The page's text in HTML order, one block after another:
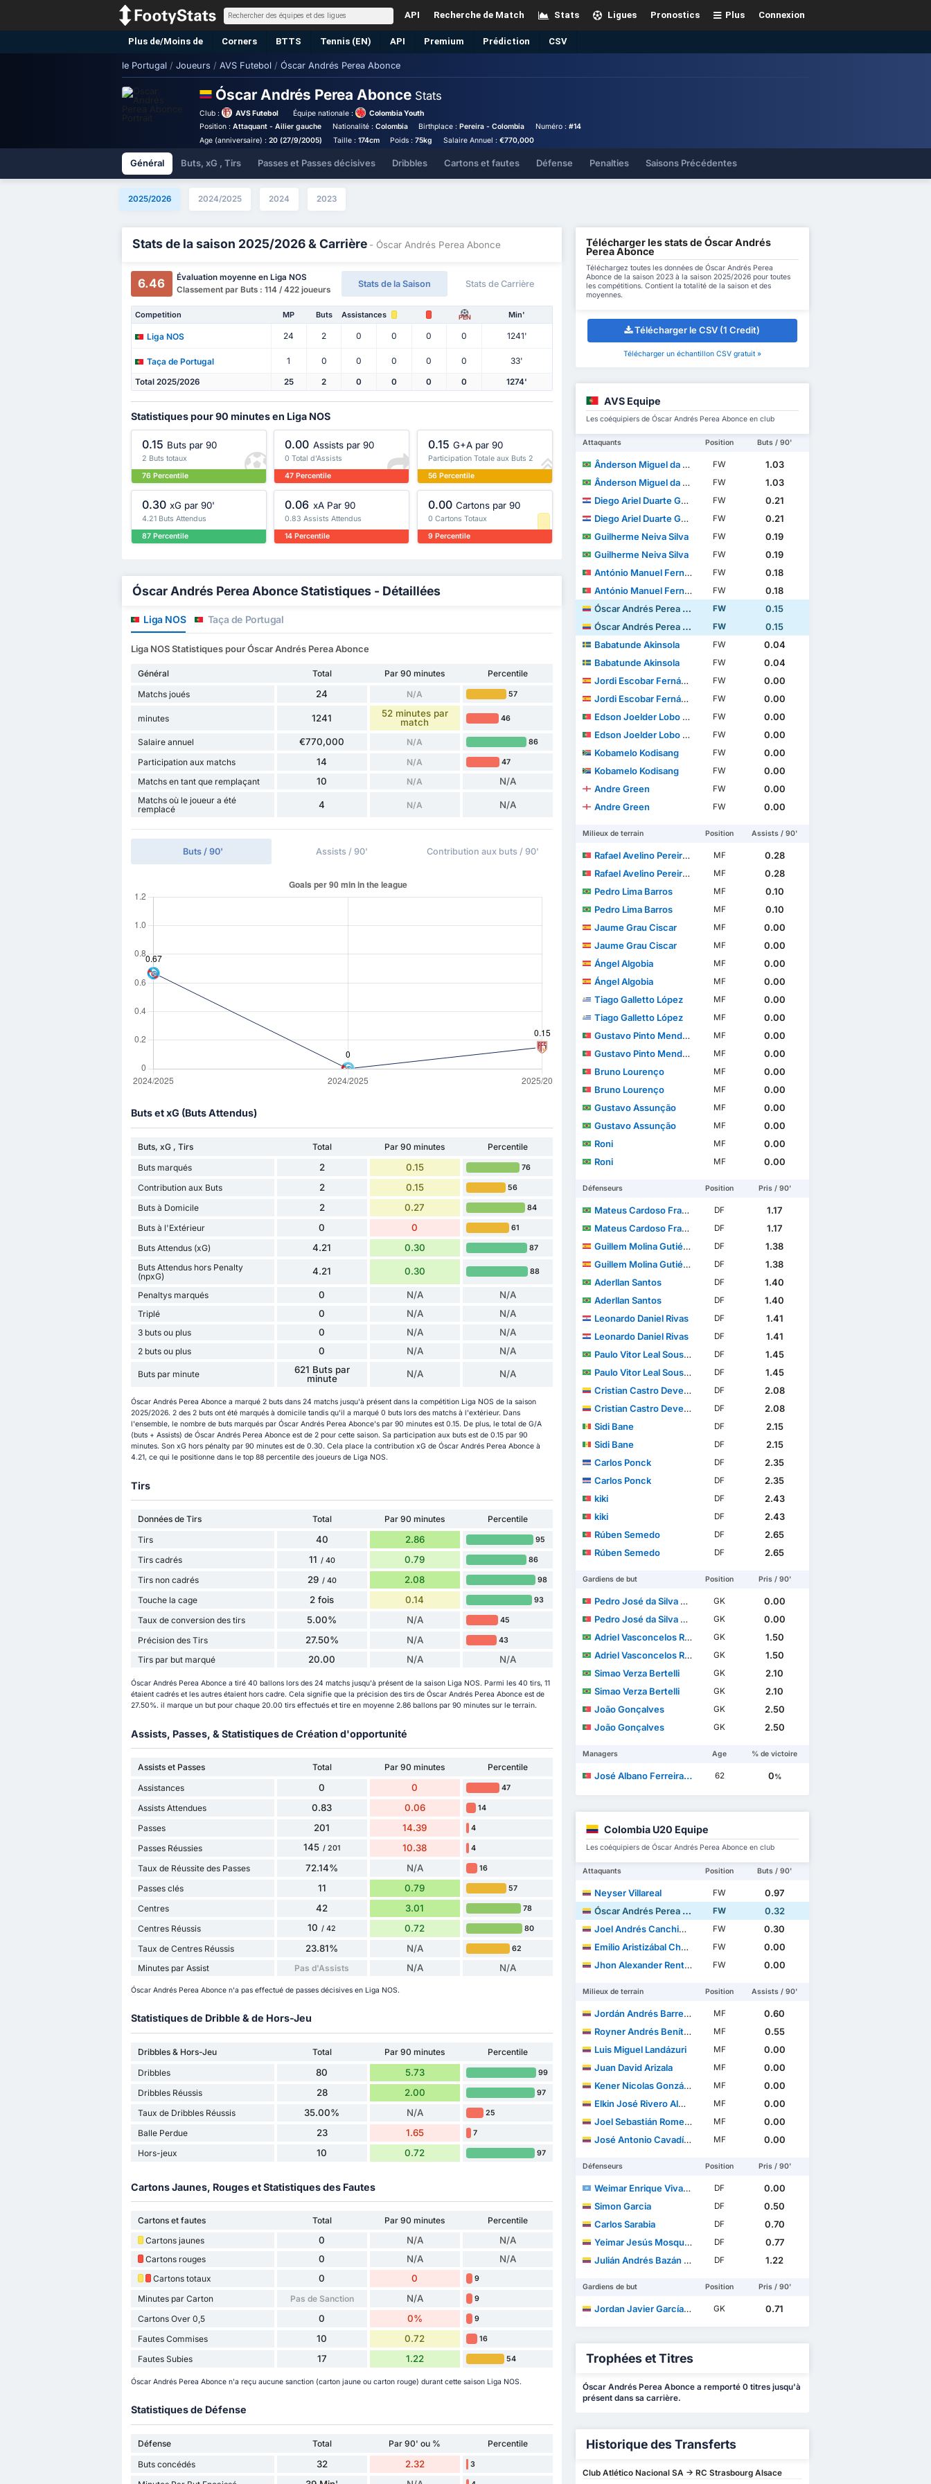
Connexion
Plus
Pronostics
Ligues
Stats
Recherche de Match
API
Plus de/Moins de Corners BTTS Tennis (EN) API Premium Prédiction CSV
le Portugal / Joueurs / AVS Futebol / Óscar Andrés Perea Abonce
Óscar Andrés Perea Abonce Stats
Club : AVS Futebol Équipe nationale :
Colombia Youth
Position :Attaquant - Ailier gauche Nationalité : Colombia Birthplace :Pereira - Colombia Numéro : #14
Age (anniversaire) :20 (27/9/2005) Taille : 174cm Poids :75kg Salaire Annuel : €770,000
Général Buts, xG , Tirs Passes et Passes décisives Dribbles Cartons et fautes Défense Penalties Saisons Précédentes
2025/2026 2024/2025 2024 2023
Stats de la saison 2025/2026 & Carrière - Óscar Andrés Perea Abonce
6.46
Évaluation moyenne en Liga NOS
Classement par Buts : 114 / 422 joueurs
Stats de la Saison Stats de Carrière
Competition MP Buts Assistances PEN Min'
Liga NOS 24 2 0 0 0 0 1241'
Taça de Portugal 1 0 0 0 0 0 33'
Total 2025/2026 25 2 0 0 0 0 1274'
Statistiques pour 90 minutes en Liga NOS
0.15 Buts par 90
2 Buts totaux
76 Percentile
0.00 Assists par 90
0 Total d'Assists
47 Percentile
0.15 G+A par 90
Participation Totale aux Buts 2
56 Percentile
0.30 xG par 90'
4.21 Buts Attendus
87 Percentile
0.06 xA Par 90
0.83 Assists Attendus
14 Percentile
0.00 Cartons par 90
0 Cartons Totaux
9 Percentile
Óscar Andrés Perea Abonce Statistiques - Détaillées
Liga NOS Taça de Portugal
Liga NOS Statistiques pour Óscar Andrés Perea Abonce
Général Total Par 90 minutes
Percentile
Matchs joués
24 N/A 57
minutes 1241
52 minutes par
match
46
Salaire annuel €770,000 N/A 86
Participation aux matchs 14 N/A 47
Matchs en tant que remplaçant 10 N/A N/A
Matchs où le joueur a été
remplacé
4 N/A N/A
Buts / 90' Assists / 90' Contribution aux buts / 90'
Buts et xG (Buts Attendus)
Buts, xG , Tirs Total Par 90 minutes
Percentile
Buts marqués
2 0.15 76
Contribution aux Buts 2 0.15 56
Buts à Domicile 2 0.27 84
Buts à l'Extérieur 0 0 61
Buts Attendus (xG) 4.21 0.30 87
Buts Attendus hors Penalty
(npxG)
4.21 0.30 88
Penaltys marqués 0 N/A N/A
Triplé 0 N/A N/A
3 buts ou plus 0 N/A N/A
2 buts ou plus 0 N/A N/A
Buts par minute
621 Buts par
minute
N/A N/A
Óscar Andrés Perea Abonce a marqué 2 buts dans 24 matchs jusqu'à présent dans la compétition Liga NOS de la saison
2025/2026. 2 des 2 buts ont été marqués à domicile tandis qu'il a marqué 0 buts lors des matchs à l'extérieur. Dans
l'ensemble, le nombre de buts marqués par Óscar Andrés Perea Abonce's par 90 minutes est 0.15. De plus, le total de G/A
(buts + Assists) de Óscar Andrés Perea Abonce est de 2 pour cette saison. Sa participation aux buts est de 0.15 par 90
minutes. Son xG hors pénalty par 90 minutes est de 0.30. Cela place la contribution xG de Óscar Andrés Perea Abonce à
4.21, ce qui le positionne dans le top 88 percentile des joueurs de Liga NOS.
Tirs
Données de Tirs Total Par 90 minutes
Percentile
Tirs
40 2.86 95
Tirs cadrés 11 / 40 0.79 86
Tirs non cadrés 29 / 40 2.08 98
Touche la cage 2 fois 0.14 93
Taux de conversion des tirs 5.00% N/A 45
Précision des Tirs 27.50% N/A 43
Tirs par but marqué 20.00 N/A N/A
Óscar Andrés Perea Abonce a tiré 40 ballons lors des 24 matchs jusqu'à présent de la saison Liga NOS. Parmi les 40 tirs, 11
étaient cadrés et les autres étaient hors cadre. Cela signifie que la précision des tirs de Óscar Andrés Perea Abonce est de
27.50%. il marque un but pour chaque 20.00 tirs effectués et tire en moyenne 2.86 ballons par 90 minutes sur le terrain.
Assists, Passes, & Statistiques de Création d'opportunité
Assists et Passes Total Par 90 minutes
Percentile
Assistances
0 0 47
Assists Attendues 0.83 0.06 14
Passes 201 14.39 4
Passes Réussies 145 / 201 10.38 4
Taux de Réussite des Passes 72.14% N/A 16
Passes clés 11 0.79 57
Centres 42 3.01 78
Centres Réussis 10 / 42 0.72 80
Taux de Centres Réussis 23.81% N/A 62
Minutes par Assist Pas d'Assists N/A N/A
Óscar Andrés Perea Abonce n'a pas effectué de passes décisives en Liga NOS.
Statistiques de Dribble & de Hors-Jeu
Dribbles & Hors-Jeu Total Par 90 minutes
Percentile
Dribbles
80 5.73 99
Dribbles Réussis 28 2.00 97
Taux de Dribbles Réussis 35.00% N/A 25
Balle Perdue 23 1.65 7
Hors-jeux 10 0.72 97
Cartons Jaunes, Rouges et Statistiques des Fautes
Cartons et fautes Total Par 90 minutes
Percentile
Cartons jaunes
0 N/A N/A
Cartons rouges 0 N/A N/A
Cartons totaux 0 0 9
Minutes par Carton Pas de Sanction N/A 9
Cartons Over 0,5 0 0% 9
Fautes Commises 10 0.72 16
Fautes Subies 17 1.22 54
Óscar Andrés Perea Abonce n'a reçu aucune sanction (carton jaune ou carton rouge) durant cette saison Liga NOS.
Statistiques de Défense
Défense Total Par 90' ou %
Percentile
Buts concédés
32 2.32 3
Télécharger les stats de Óscar Andrés
Perea Abonce
Téléchargez toutes les données de Óscar Andrés Perea
Abonce de la saison 2023 à la saison 2025/2026 pour toutes
les compétitions. Contient la totalité de la saison et des
moyennes.
Télécharger le CSV (1 Credit)
Télécharger un échantillon CSV gratuit »
AVS Equipe
Les coéquipiers de Óscar Andrés Perea Abonce en club
Attaquants Position Buts / 90'
Ânderson Miguel da Silva FW
1.03
Ânderson Miguel da Silva
FW
1.03
Diego Ariel Duarte Garcete
FW
0.21
Diego Ariel Duarte Garcete
FW
0.21
Guilherme Neiva Silva
FW
0.19
Guilherme Neiva Silva
FW
0.19
António Manuel Fernandes Mendes
FW
0.18
António Manuel Fernandes Mendes
FW
0.18
Óscar Andrés Perea Abonce
FW
0.15
Óscar Andrés Perea Abonce
FW
0.15
Babatunde Akinsola
FW
0.04
Babatunde Akinsola
FW
0.04
Jordi Escobar Fernández
FW
0.00
Jordi Escobar Fernández
FW
0.00
Edson Joelder Lobo Mucuana
FW
0.00
Edson Joelder Lobo Mucuana
FW
0.00
Kobamelo Kodisang
FW
0.00
Kobamelo Kodisang
FW
0.00
Andre Green
FW
0.00
Andre Green
FW 0.00
Milieux de terrain Position Assists / 90'
Rafael Avelino Pereira Pinto Barbosa MF
0.28
Rafael Avelino Pereira Pinto Barbosa
MF
0.28
Pedro Lima Barros
MF
0.10
Pedro Lima Barros
MF
0.10
Jaume Grau Ciscar
MF
0.00
Jaume Grau Ciscar
MF
0.00
Ángel Algobia
MF
0.00
Ángel Algobia
MF
0.00
Tiago Galletto López
MF
0.00
Tiago Galletto López
MF
0.00
Gustavo Pinto Mendonça
MF
0.00
Gustavo Pinto Mendonça
MF
0.00
Bruno Lourenço
MF
0.00
Bruno Lourenço
MF
0.00
Gustavo Assunção
MF
0.00
Gustavo Assunção
MF
0.00
Roni
MF
0.00
Roni
MF 0.00
Défenseurs Position Pris / 90'
Mateus Cardoso Francisco DF
1.17
Mateus Cardoso Francisco
DF
1.17
Guillem Molina Gutiérrez
DF
1.38
Guillem Molina Gutiérrez
DF
1.38
Aderllan Santos
DF
1.40
Aderllan Santos
DF
1.40
Leonardo Daniel Rivas
DF
1.41
Leonardo Daniel Rivas
DF
1.41
Paulo Vitor Leal Sousa Lima
DF
1.45
Paulo Vitor Leal Sousa Lima
DF
1.45
Cristian Castro Devenish
DF
2.08
Cristian Castro Devenish
DF
2.08
Sidi Bane
DF
2.15
Sidi Bane
DF
2.15
Carlos Ponck
DF
2.35
Carlos Ponck
DF
2.35
kiki
DF
2.43
kiki
DF
2.43
Rúben Semedo
DF
2.65
Rúben Semedo
DF 2.65
Gardiens de but Position Pris / 90'
Pedro José da Silva Trigueira GK
0.00
Pedro José da Silva Trigueira
GK
0.00
Adriel Vasconcelos Ramos
GK
1.50
Adriel Vasconcelos Ramos
GK
1.50
Simao Verza Bertelli
GK
2.10
Simao Verza Bertelli
GK
2.10
João Gonçalves
GK
2.50
João Gonçalves
GK 2.50
Managers Age % de victoire
José Albano Ferreira da Mota 62 0%
Colombia U20 Equipe
Les coéquipiers de Óscar Andrés Perea Abonce en club
Attaquants Position Buts / 90'
Neyser Villareal FW
0.97
Óscar Andrés Perea Abonce
FW
0.32
Joel Andrés Canchimbo Morales
FW
0.30
Emilio Aristizábal Chavarriaga
FW
0.00
Jhon Alexander Rentería Arias
FW 0.00
Milieux de terrain Position Assists / 90'
Jordán Andrés Barrera Herrera MF
0.60
Royner Andrés Benítez Hernández
MF
0.55
Luis Miguel Landázuri
MF
0.00
Juan David Arizala
MF
0.00
Kener Nicolas González Mosquera
MF
0.00
Elkin José Rivero Almario
MF
0.00
Joel Sebastián Romero Hurtado
MF
0.00
José Antonio Cavadía Pedraza
MF 0.00
Défenseurs Position Pris / 90'
Weimar Enrique Vivas Palacios DF
0.00
Simon Garcia
DF
0.50
Carlos Sarabia
DF
0.70
Yeimar Jesús Mosquera Mosquera
DF
0.77
Julián Andrés Bazán Medina
DF 1.22
Gardiens de but Position Pris / 90'
Jordan Javier García Bonnet GK 0.71
Trophées et Titres
Óscar Andrés Perea Abonce a remporté 0 titres jusqu'à
présent dans sa carrière.
Historique des Transferts
Club Atlético Nacional SA -> RC Strasbourg Alsace